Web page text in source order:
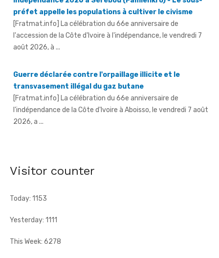
août 2026, à ...
Guerre déclarée contre l'orpaillage illicite et le
transvasement illégal du gaz butane
2026, a ...
An 66 de l'indépendance à Sandegué - Le préfet rend
hommage au Président Ouattara pour la consolidation
anniversaire ...
Visitor counter
Today: 1153
Yesterday: 1111
This Week: 6278